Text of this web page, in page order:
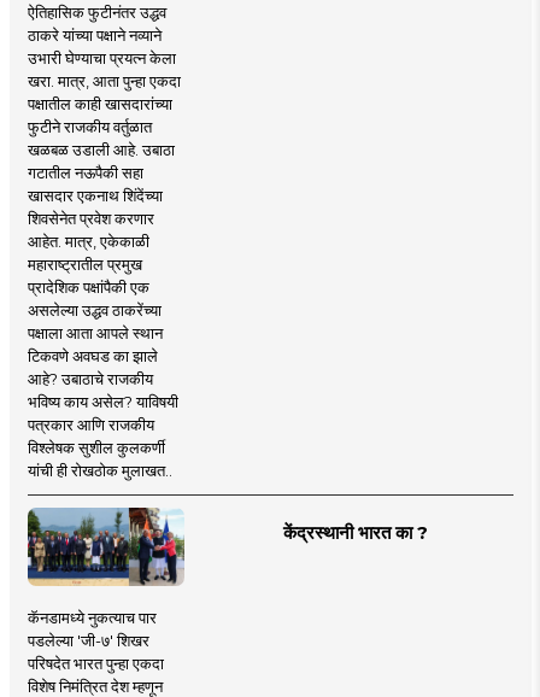
ऐतिहासिक फुटीनंतर उद्धव
ठाकरे यांच्या पक्षाने नव्याने
उभारी घेण्याचा प्रयत्न केला
खरा. मात्र, आता पुन्हा एकदा
पक्षातील काही खासदारांच्या
फुटीने राजकीय वर्तुळात
खळबळ उडाली आहे. उबाठा
गटातील नऊपैकी सहा
खासदार एकनाथ शिंदेंच्या
शिवसेनेत प्रवेश करणार
आहेत. मात्र, एकेकाळी
महाराष्ट्रातील प्रमुख
प्रादेशिक पक्षांपैकी एक
असलेल्या उद्धव ठाकरेंच्या
पक्षाला आता आपले स्थान
टिकवणे अवघड का झाले
आहे? उबाठाचे राजकीय
भविष्य काय असेल? याविषयी
पत्रकार आणि राजकीय
विश्लेषक सुशील कुलकर्णी
यांची ही रोखठोक मुलाखत..
केंद्रस्थानी भारत का ?
कॅनडामध्ये नुकत्याच पार
पडलेल्या 'जी-७' शिखर
परिषदेत भारत पुन्हा एकदा
विशेष निमंत्रित देश म्हणून